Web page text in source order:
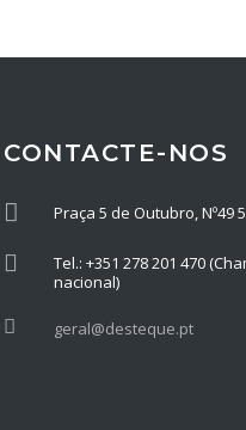
CONTACTE-NOS
Praça 5 de Outubro, Nº49
Tel.: +351 278 201 470
nacional)
geral@desteque.pt